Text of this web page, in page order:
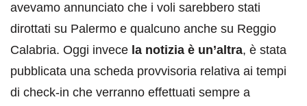
avevamo annunciato che i voli sarebbero stati
dirottati su Palermo e qualcuno anche su Reggio
Calabria. Oggi invece la notizia è un’altra, è stata
pubblicata una scheda provvisoria relativa ai tempi
di check-in che verranno effettuati sempre a